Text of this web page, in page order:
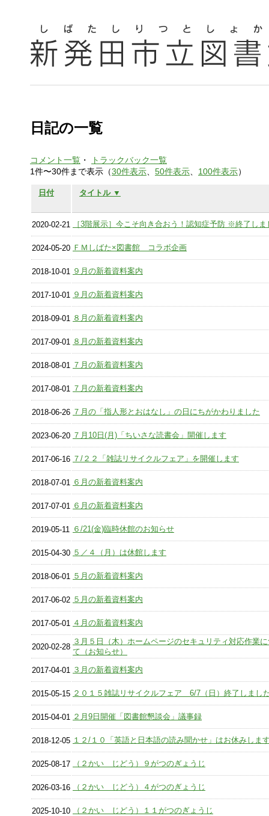
日記の一覧
コメント一覧 ・
トラックバック一覧
1件〜30件まで表示（30件表示 50件表示 100件表示）
日付 タイトル ▼
2020-02-21 ［3階展示］今こそ向き合おう！認知症予防 ※終了しま
2024-05-20 ＦＭしばた×図書館 コラボ企画
2018-10-01 ９月の新着資料案内
2017-10-01 ９月の新着資料案内
2018-09-01 ８月の新着資料案内
2017-09-01 ８月の新着資料案内
2018-08-01 ７月の新着資料案内
2017-08-01 ７月の新着資料案内
2018-06-26 ７月の「指人形とおはなし」の日にちがかわりました
2023-06-20 ７月10日(月)「ちいさな読書会」開催します
2017-06-16 ７/２２「雑誌リサイクルフェア」を開催します
2018-07-01 ６月の新着資料案内
2017-07-01 ６月の新着資料案内
2019-05-11 ６/21(金)臨時休館のお知らせ
2015-04-30 ５／４（月）は休館します
2018-06-01 ５月の新着資料案内
2017-06-02 ５月の新着資料案内
2017-05-01 ４月の新着資料案内
2020-02-28
３月５日（木）ホームページのセキュリティ対応作業
て（お知らせ）
2017-04-01 ３月の新着資料案内
2015-05-15 ２０１５雑誌リサイクルフェア 6/7（日）終了しまし
2015-04-01 ２月9日開催「図書館懇談会」議事録
2018-12-05 １２/１０「英語と日本語の読み聞かせ」はお休みしま
2025-08-17 （２かい じどう）９がつのぎょうじ
2026-03-16 （２かい じどう）４がつのぎょうじ
2025-10-10 （２かい じどう）１１がつのぎょうじ